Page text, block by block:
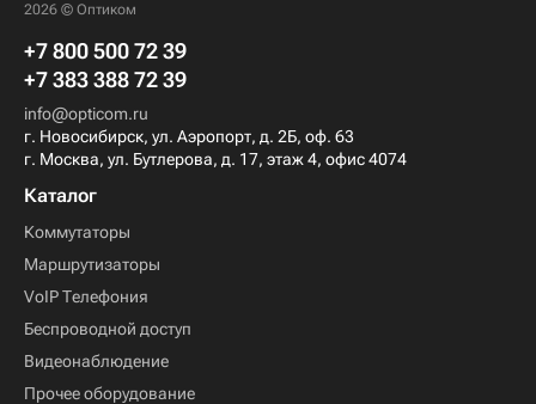
2026 © Оптиком
+7 800 500 72 39
+7 383 388 72 39
info@opticom.ru
г. Новосибирск, ул. Аэропорт, д. 2Б, оф. 63
г. Москва, ул. Бутлерова, д. 17, этаж 4, офис 4074
Каталог
Коммутаторы
Маршрутизаторы
VoIP Телефония
Беспроводной доступ
Видеонаблюдение
Прочее оборудование